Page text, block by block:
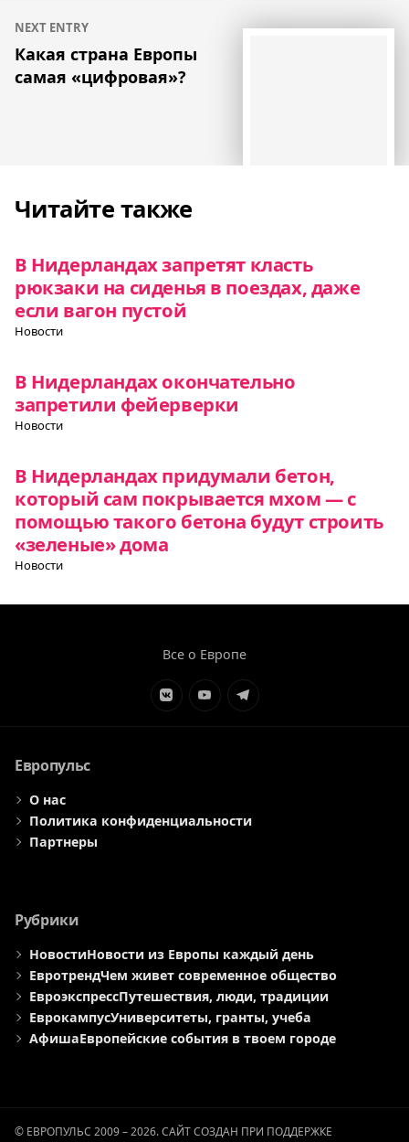
NEXT ENTRY
Какая страна Европы
самая «цифровая»?
Читайте также
В Нидерландах запретят класть
рюкзаки на сиденья в поездах, даже
если вагон пустой
Новости
В Нидерландах окончательно
запретили фейерверки
Новости
В Нидерландах придумали бетон,
который сам покрывается мхом — с
помощью такого бетона будут строить
«зеленые» дома
Новости
Все о Европе
ЭлементЭлементЭлемент
Европульс
О нас
Политика конфиденциальности
Партнеры
Рубрики
НовостиНовости из Европы каждый день
ЕвротрендЧем живет современное общество
ЕвроэкспрессПутешествия, люди, традиции
ЕврокампусУниверситеты, гранты, учеба
АфишаЕвропейские события в твоем городе
© ЕВРОПУЛЬС 2009 – 2026. САЙТ СОЗДАН ПРИ ПОДДЕРЖКЕ